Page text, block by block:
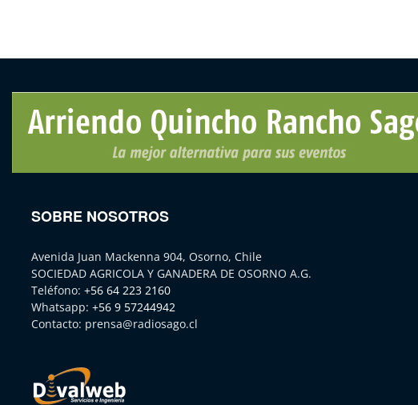
SOBRE NOSOTROS
Avenida Juan Mackenna 904, Osorno, Chile
SOCIEDAD AGRICOLA Y GANADERA DE OSORNO A.G.
Teléfono: +56 64 223 2160
Whatsapp: +56 9 57244942
Contacto: prensa@radiosago.cl